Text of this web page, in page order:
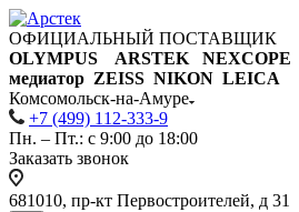
ОФИЦИАЛЬНЫЙ ПОСТАВЩИК
OLYMPUS ARSTEK NEXCOPE
медиатор ZEISS NIKON LEICA
Комсомольск-на-Амуре
+7 (499) 112-333-9
Пн. – Пт.: с 9:00 до 18:00
Заказать звонок
681010, пр-кт Первостроителей, д 31